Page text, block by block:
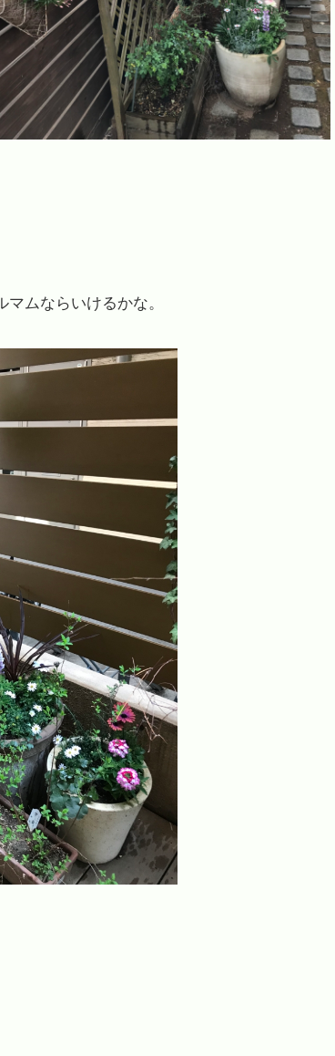
ムならいけるかな。